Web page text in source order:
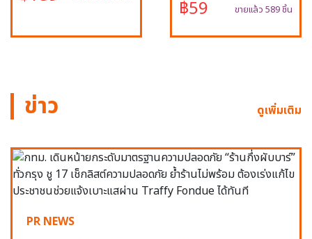
฿59 ขายแล้ว 589 ชิ้น
ข่าว ดูเพิ่มเติม
PR NEWS